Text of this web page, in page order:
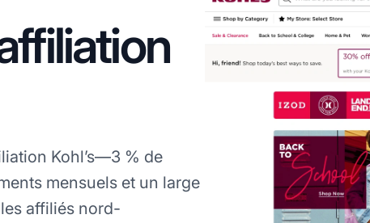
Kohl’s—3 % de
mensuels et un large
affiliés nord-